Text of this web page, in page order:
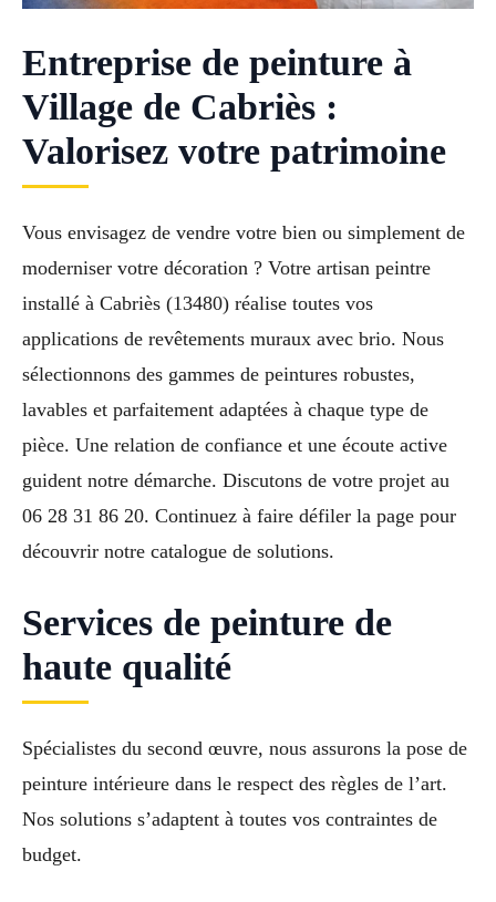
Entreprise de peinture à
Village de Cabriès :
Valorisez votre patrimoine
Vous envisagez de vendre votre bien ou simplement de
moderniser votre décoration ? Votre artisan peintre
installé à Cabriès (13480) réalise toutes vos
applications de revêtements muraux avec brio. Nous
sélectionnons des gammes de peintures robustes,
lavables et parfaitement adaptées à chaque type de
pièce. Une relation de confiance et une écoute active
guident notre démarche. Discutons de votre projet au
06 28 31 86 20. Continuez à faire défiler la page pour
découvrir notre catalogue de solutions.
Services de peinture de
haute qualité
Spécialistes du second œuvre, nous assurons la pose de
peinture intérieure dans le respect des règles de l’art.
Nos solutions s’adaptent à toutes vos contraintes de
budget.